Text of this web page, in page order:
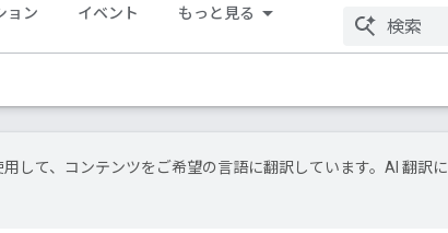
ョン イベント もっと見る
用して、コンテンツをご希望の言語に翻訳しています。AI 翻訳に